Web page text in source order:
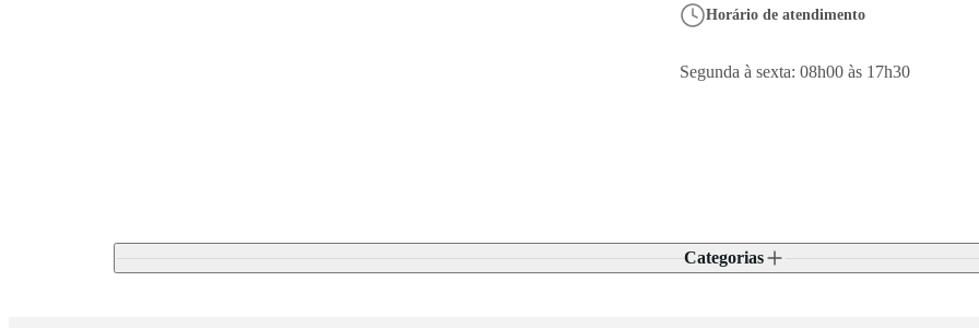
Horário de atendimento
Segunda à sexta: 08h00 às 17h30
Categorias